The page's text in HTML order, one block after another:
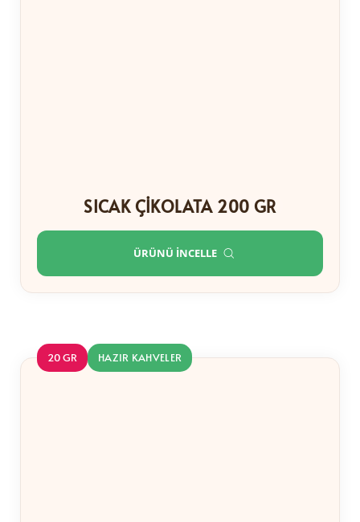
SICAK ÇIKOLATA 200 GR
ÜRÜNÜ İNCELLE
20 GR HAZIR KAHVELER